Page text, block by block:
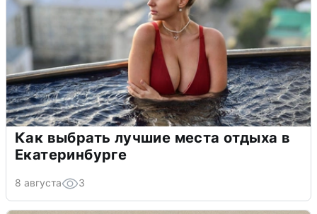
Как выбрать лучшие места отдыха в
Екатеринбурге
8 августа 3